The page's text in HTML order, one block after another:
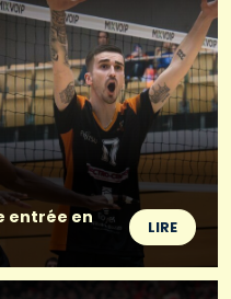
entrée en
LIRE